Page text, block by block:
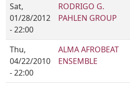
Sat,
01/28/2012
- 22:00
RODRIGO G.
PAHLEN GROUP
Thu,
04/22/2010
- 22:00
ALMA AFROBEAT
ENSEMBLE